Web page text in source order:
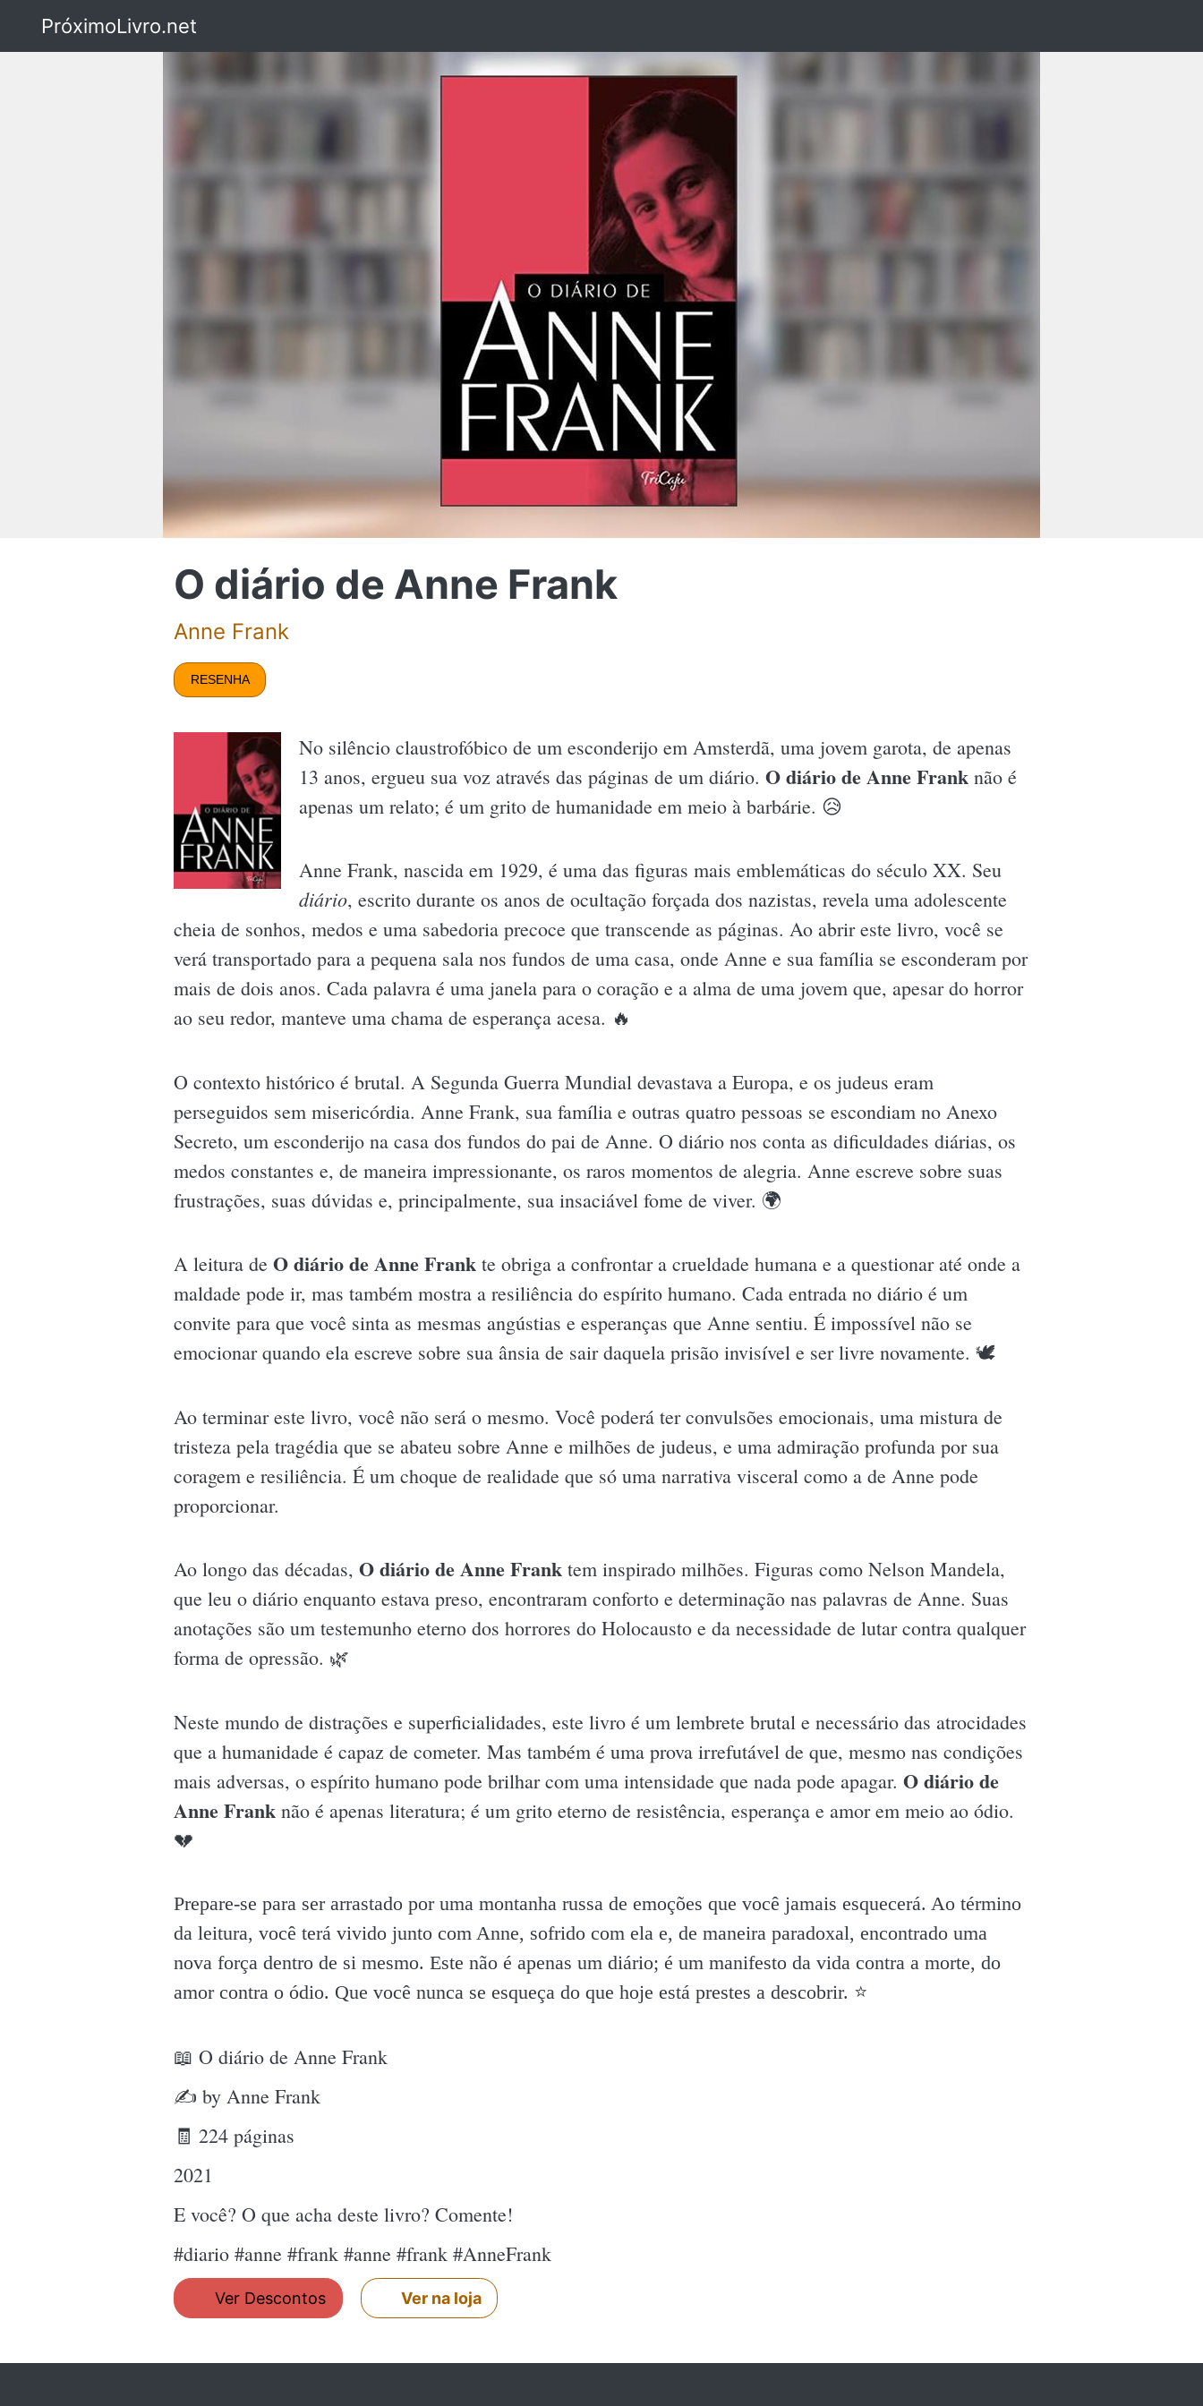
PróximoLivro.net
O diário de Anne Frank
Anne Frank
RESENHA
No silêncio claustrofóbico de um esconderijo em Amsterdã, uma jovem garota, de apenas
13 anos, ergueu sua voz através das páginas de um diário. O diário de Anne Frank não é
apenas um relato; é um grito de humanidade em meio à barbárie. 😥
Anne Frank, nascida em 1929, é uma das figuras mais emblemáticas do século XX. Seu
diário, escrito durante os anos de ocultação forçada dos nazistas, revela uma adolescente
cheia de sonhos, medos e uma sabedoria precoce que transcende as páginas. Ao abrir este livro, você se
verá transportado para a pequena sala nos fundos de uma casa, onde Anne e sua família se esconderam por
mais de dois anos. Cada palavra é uma janela para o coração e a alma de uma jovem que, apesar do horror
ao seu redor, manteve uma chama de esperança acesa. 🔥
O contexto histórico é brutal. A Segunda Guerra Mundial devastava a Europa, e os judeus eram
perseguidos sem misericórdia. Anne Frank, sua família e outras quatro pessoas se escondiam no Anexo
Secreto, um esconderijo na casa dos fundos do pai de Anne. O diário nos conta as dificuldades diárias, os
medos constantes e, de maneira impressionante, os raros momentos de alegria. Anne escreve sobre suas
frustrações, suas dúvidas e, principalmente, sua insaciável fome de viver. 🌍
A leitura de O diário de Anne Frank te obriga a confrontar a crueldade humana e a questionar até onde a
maldade pode ir, mas também mostra a resiliência do espírito humano. Cada entrada no diário é um
convite para que você sinta as mesmas angústias e esperanças que Anne sentiu. É impossível não se
emocionar quando ela escreve sobre sua ânsia de sair daquela prisão invisível e ser livre novamente. 🕊
Ao terminar este livro, você não será o mesmo. Você poderá ter convulsões emocionais, uma mistura de
tristeza pela tragédia que se abateu sobre Anne e milhões de judeus, e uma admiração profunda por sua
coragem e resiliência. É um choque de realidade que só uma narrativa visceral como a de Anne pode
proporcionar.
Ao longo das décadas, O diário de Anne Frank tem inspirado milhões. Figuras como Nelson Mandela,
que leu o diário enquanto estava preso, encontraram conforto e determinação nas palavras de Anne. Suas
anotações são um testemunho eterno dos horrores do Holocausto e da necessidade de lutar contra qualquer
forma de opressão. 🌿
Neste mundo de distrações e superficialidades, este livro é um lembrete brutal e necessário das atrocidades
que a humanidade é capaz de cometer. Mas também é uma prova irrefutável de que, mesmo nas condições
mais adversas, o espírito humano pode brilhar com uma intensidade que nada pode apagar. O diário de
Anne Frank não é apenas literatura; é um grito eterno de resistência, esperança e amor em meio ao ódio.
💔
Prepare-se para ser arrastado por uma montanha russa de emoções que você jamais esquecerá. Ao término
da leitura, você terá vivido junto com Anne, sofrido com ela e, de maneira paradoxal, encontrado uma
nova força dentro de si mesmo. Este não é apenas um diário; é um manifesto da vida contra a morte, do
amor contra o ódio. Que você nunca se esqueça do que hoje está prestes a descobrir. ⭐️
📖 O diário de Anne Frank
✍ by Anne Frank
🧾 224 páginas
2021
E você? O que acha deste livro? Comente!
#diario #anne #frank #anne #frank #AnneFrank
Ver Descontos Ver na loja